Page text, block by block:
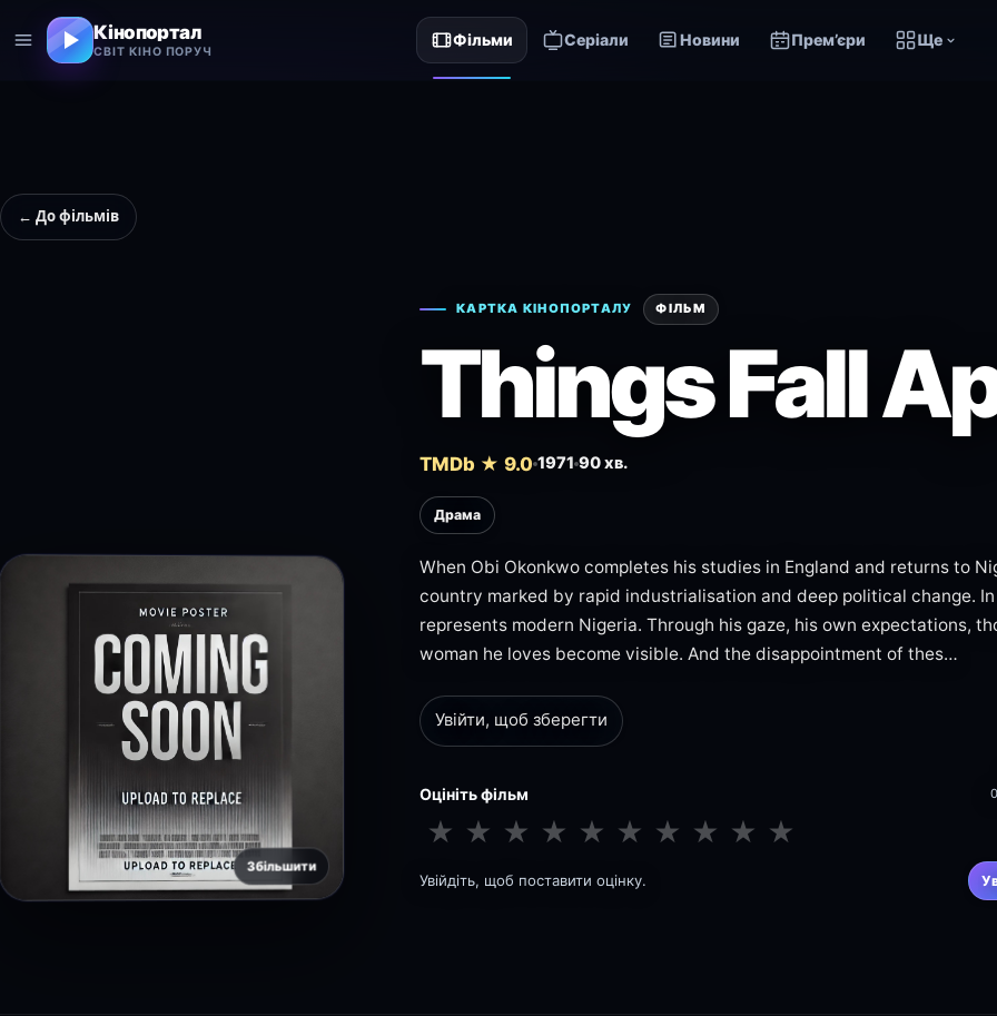
Кінопортал
СВІТ КІНО ПОРУЧ
Фільми Серіали Новини Прем’єри Ще
← До фільмів
Збільшити
КАРТКА КІНОПОРТАЛУ ФІЛЬМ
Things Fall
TMDb ★ 9.0 1971 90 хв.
Драма
When Obi Okonkwo completes his studies in England and returns to
country marked by rapid industrialisation and deep political change.
represents modern Nigeria. Through his gaze, his own expectations,
woman he loves become visible. And the disappointment of thes…
Увійти, щоб зберегти
Оцініть фільм
★ ★ ★ ★ ★ ★ ★ ★ ★ ★
Увійдіть, щоб поставити оцінку.